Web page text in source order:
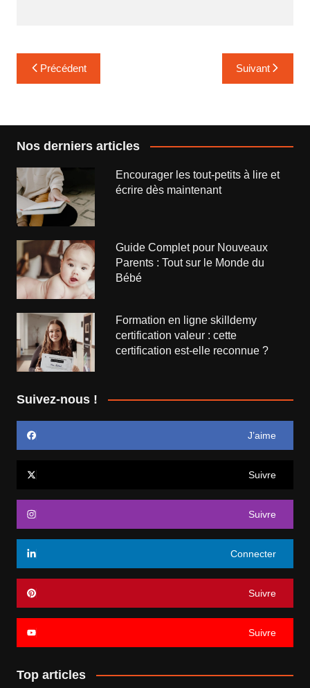
Navigation
de
Précédent Suivant
Nos derniers articles
Encourager les tout-petits à lire et
écrire dès maintenant
Guide Complet pour Nouveaux
Parents : Tout sur le Monde du
Bébé
Formation en ligne skilldemy
certification valeur : cette
certification est-elle reconnue ?
Suivez-nous !
J’aime
Suivre
Suivre
Connecter
Suivre
Suivre
Top articles